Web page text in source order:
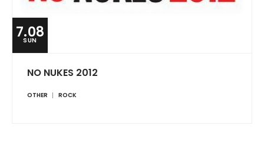
7.08
SUN
NO NUKES 2012
OTHER ROCK